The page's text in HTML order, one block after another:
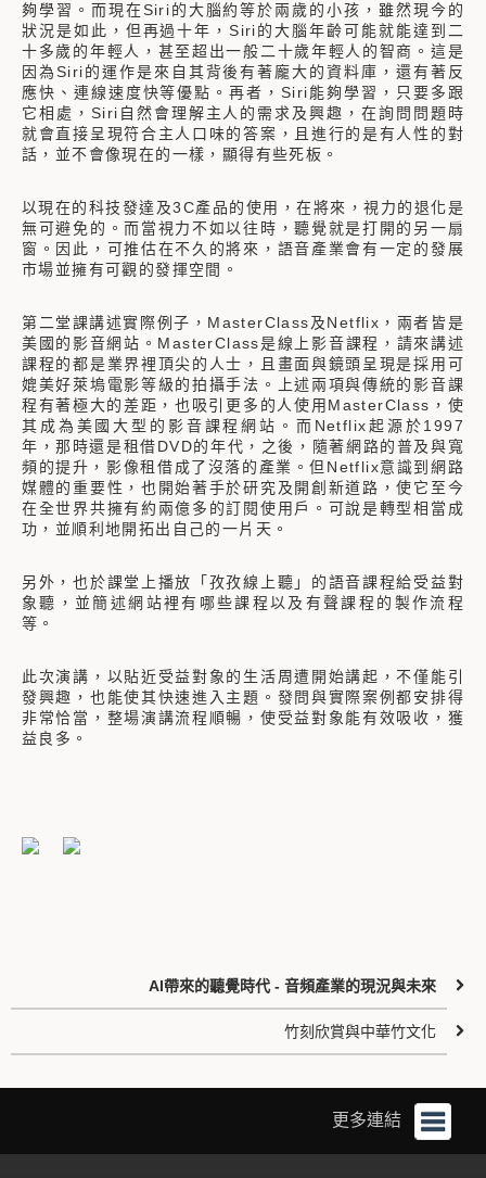
夠學習。而現在Siri的大腦約等於兩歲的小孩，雖然現今的
狀況是如此，但再過十年，Siri的大腦年齡可能就能達到二
十多歲的年輕人，甚至超出一般二十歲年輕人的智商。這是
因為Siri的運作是來自其背後有著龐大的資料庫，還有著反
應快、連線速度快等優點。再者，Siri能夠學習，只要多跟
它相處，Siri自然會理解主人的需求及興趣，在詢問問題時
就會直接呈現符合主人口味的答案，且進行的是有人性的對
話，並不會像現在的一樣，顯得有些死板。
以現在的科技發達及3C產品的使用，在將來，視力的退化是
無可避免的。而當視力不如以往時，聽覺就是打開的另一扇
窗。因此，可推估在不久的將來，語音產業會有一定的發展
市場並擁有可觀的發揮空間。
第二堂課講述實際例子，MasterClass及Netflix，兩者皆是
美國的影音網站。MasterClass是線上影音課程，請來講述
課程的都是業界裡頂尖的人士，且畫面與鏡頭呈現是採用可
媲美好萊塢電影等級的拍攝手法。上述兩項與傳統的影音課
程有著極大的差距，也吸引更多的人使用MasterClass，使
其成為美國大型的影音課程網站。而Netflix起源於1997
年，那時還是租借DVD的年代，之後，隨著網路的普及與寬
頻的提升，影像租借成了沒落的產業。但Netflix意識到網路
媒體的重要性，也開始著手於研究及開創新道路，使它至今
在全世界共擁有約兩億多的訂閱使用戶。可說是轉型相當成
功，並順利地開拓出自己的一片天。
另外，也於課堂上播放「孜孜線上聽」的語音課程給受益對
象聽，並簡述網站裡有哪些課程以及有聲課程的製作流程
等。
此次演講，以貼近受益對象的生活周遭開始講起，不僅能引
發興趣，也能使其快速進入主題。發問與實際案例都安排得
非常恰當，整場演講流程順暢，使受益對象能有效吸收，獲
益良多。
AI帶來的聽覺時代 - 音頻產業的現況與未來
竹刻欣賞與中華竹文化
更多連結